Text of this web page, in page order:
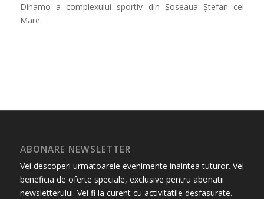
Dinamo a complexului sportiv din Șoseaua Ștefan cel
Mare.
ABONARE NEWSLETTER
Vei descoperi urmatoarele evenimente inaintea tuturor. Vei
beneficia de oferte speciale, exclusive pentru abonatii
newsletterului. Vei fi la curent cu activitatile desfasurate.